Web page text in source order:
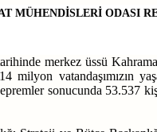
MÜHENDİSLERİ ODASI
merkez üssü
milyon vatandaşımızın
sonucunda 53.537